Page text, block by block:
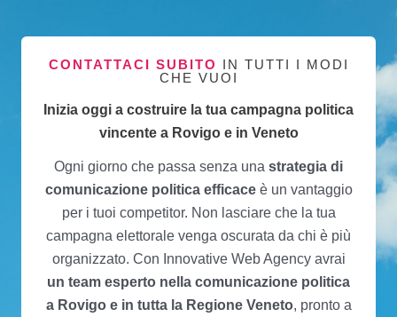
CONTATTACI SUBITO IN TUTTI I MODI
CHE VUOI
Inizia oggi a costruire la tua campagna politica
vincente a Rovigo e in Veneto
Ogni giorno che passa senza una strategia di
comunicazione politica efficaceè un vantaggio
per i tuoi competitor. Non lasciare che la tua
campagna elettorale venga oscurata da chi è più
organizzato. Con Innovative Web Agency avrai
un team esperto nella comunicazione politica
a Rovigo e in tutta la Regione Veneto, pronto a